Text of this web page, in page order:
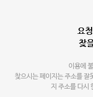
요
찾
이용에
찾으시는 페이지는 주소를 잘
지 주소를 다시